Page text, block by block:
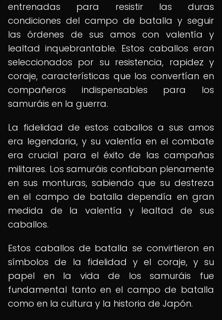
entrenadas para resistir las duras
condiciones del campo de batalla y seguir
las órdenes de sus amos con valentía y
lealtad inquebrantable. Estos caballos eran
seleccionados por su resistencia, rapidez y
coraje, características que los convertían en
compañeros indispensables para los
samuráis en la guerra.
La fidelidad de estos caballos a sus amos
era legendaria, y su valentía en el combate
era crucial para el éxito de las campañas
militares. Los samuráis confiaban plenamente
en sus monturas, sabiendo que su destreza
en el campo de batalla dependía en gran
medida de la valentía y lealtad de sus
caballos.
Estos caballos de batalla se convirtieron en
símbolos de la fidelidad y el coraje, y su
papel en la vida de los samuráis fue
fundamental tanto en el campo de batalla
como en la cultura y la historia de Japón.